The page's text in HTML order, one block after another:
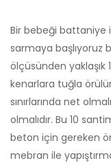
Bir bebeği battaniye
sarmaya başlıyoruz
ölçüsünden
kenarlara tuğla
sınırlarında net
olmalıdır. Bu 10
beton için gereken
mebran ile